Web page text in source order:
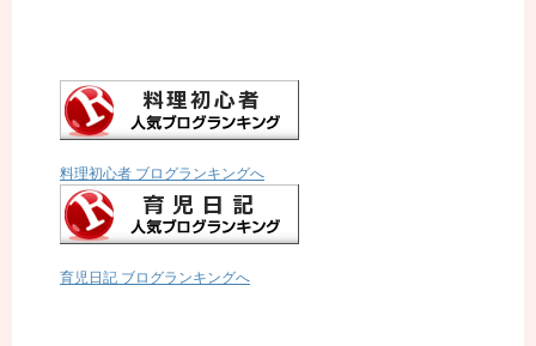
料理初心者 ブログランキングへ
育児日記 ブログランキングへ